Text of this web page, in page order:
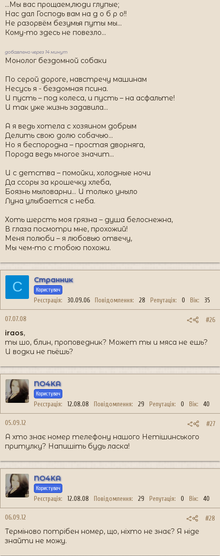
...Мы вас прощаем,люди глупые;
Нас дал Господь вам на д о б р о!!
Не разорвём безумья путы мы...
Кому-то здесь не повезло...
добавлено через 14 минут
Монолог бездомной собаки
По серой дороге, навстречу машинам
Несусь я - бездомная псина.
И пусть – под колеса, и пусть – на асфальте!
И так уже жизнь задавила...
А я ведь хотела с хозяином добрым
Делить свою долю собачью...
Но я беспородна – простая дворняга,
Порода ведь многое значит...
И с детства – помойки, холодные ночи
Да ссоры за крошечку хлеба,
Боязнь мыловарни... И только уныло
Луна улыбается с неба.
Хоть шерсть моя грязна – душа белоснежна,
В глаза посмотри мне, прохожий!
Меня полюби – я любовью отвечу,
Мы чем-то с тобою похожи.
С Странник
Користувач
Реєстрація 30.09.06 Повідомлення 28 Репутація 0 Вік 35
07.07.08 #26
iraos,
ты шо, блин, проповедник? Может ты и мяса не ешь?
И водки не пьёшь?
NO4KA
Користувач
Реєстрація 12.08.08 Повідомлення 29 Репутація 0 Вік 40
05.09.12 #27
А хто знає номер телефону нашого Нетішинського
притулку? Напишіть будь ласка!
NO4KA
Користувач
Реєстрація 12.08.08 Повідомлення 29 Репутація 0 Вік 40
06.09.12 #28
Терміново потрібен номер, що, ніхто не знає? Я ніде
знайти не можу.